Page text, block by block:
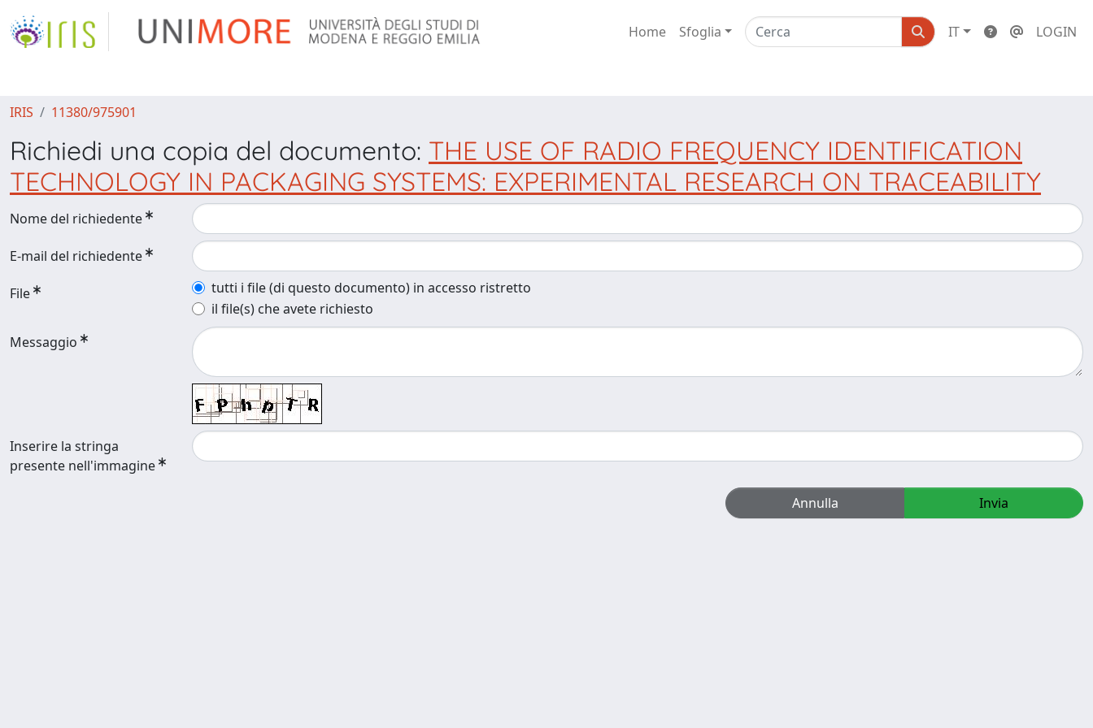
Home Sfoglia IT LOGIN
IRIS 11380/975901
Richiedi una copia del documento: THE USE OF RADIO FREQUENCY IDENTIFICATION
TECHNOLOGY IN PACKAGING SYSTEMS: EXPERIMENTAL RESEARCH ON TRACEABILITY
Nome del richiedente
E-mail del richiedente
File
tutti i file (di questo documento) in accesso ristretto
il file(s) che avete richiesto
Messaggio
Inserire la stringa
presente nell'immagine
Annulla Invia